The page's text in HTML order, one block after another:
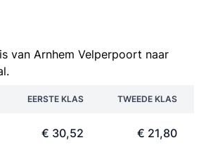
van Arnhem Velperpoort naar
EERSTE KLAS TWEEDE KLAS
€ 30,52 € 21,80